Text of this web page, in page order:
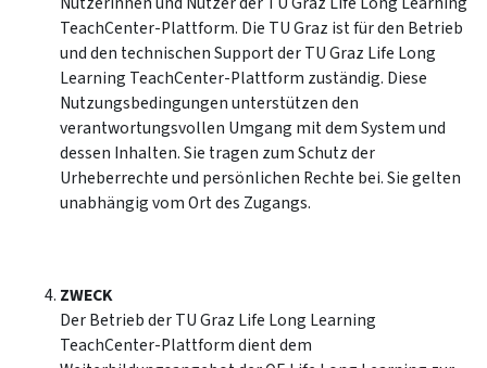
TeachCenter-Plattform. Die TU Graz ist für den Betrieb
und den technischen Support der TU Graz Life Long
Learning TeachCenter-Plattform zuständig. Diese
Nutzungsbedingungen unterstützen den
verantwortungsvollen Umgang mit dem System und
dessen Inhalten. Sie tragen zum Schutz der
Urheberrechte und persönlichen Rechte bei. Sie gelten
unabhängig vom Ort des Zugangs.
ZWECK
Der Betrieb der TU Graz Life Long Learning
TeachCenter-Plattform dient dem